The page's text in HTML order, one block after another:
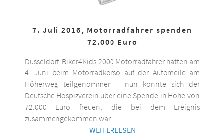
7. Juli 2016, Motorradfahrer spenden
72.000 Euro
Düsseldorf. Biker4Kids 2000 Motorradfahrer hatten am
4. Juni beim Motorradkorso auf der Automeile am
Höherweg teilgenommen - nun konnte sich der
Deutsche Hospizverein über eine Spende in Höhe von
72.000 Euro freuen, die bei dem Ereignis
zusammengekommen war.
WEITERLESEN